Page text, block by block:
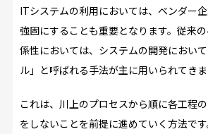
ITシステムの利用においては、ベンダー
強固にすることも重要となります。従来
係性においては、システムの開発におい
ル」と呼ばれる手法が主に用いられてきま
これは、川上のプロセスから順に各工程
をしないことを前提に進めていく方法で